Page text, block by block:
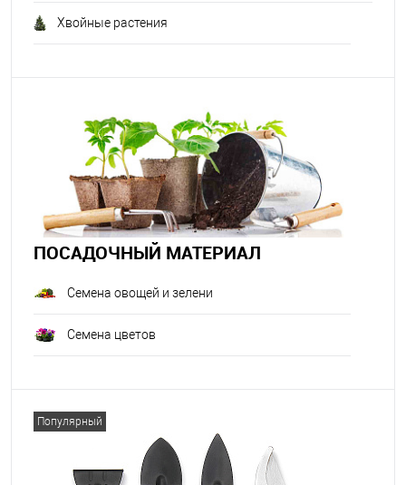
Хвойные растения
ПОСАДОЧНЫЙ МАТЕРИАЛ
Семена овощей и зелени
Семена цветов
Популярный